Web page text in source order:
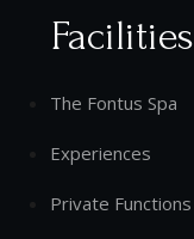
Facilities
The Fontus Spa
Experiences
Private Functions